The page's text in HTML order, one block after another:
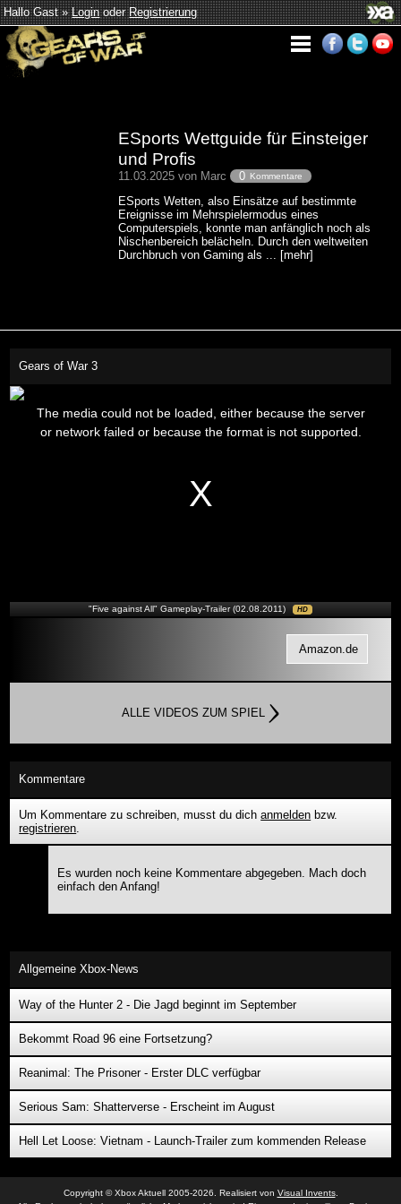
Hallo Gast »LoginoderRegistrierung
ESports Wettguide für Einsteiger
und Profis
11.03.2025 von Marc 0 Kommentare
ESports Wetten, also Einsätze auf bestimmte
Ereignisse im Mehrspielermodus eines
Computerspiels, konnte man anfänglich noch als
Nischenbereich belächeln. Durch den weltweiten
Durchbruch von Gaming als ... [mehr]
Gears of War 3
This
window.
The media could not be loaded, either because the server
or network failed or because the format is not supported.
"Five against All" Gameplay-Trailer (02.08.2011) HD
Amazon.de
ALLE VIDEOS ZUM SPIEL
Kommentare
Um Kommentare zu schreiben, musst du dichanmelden bzw.
registrieren.
Es wurden noch keine Kommentare abgegeben. Mach doch
einfach den Anfang!
Allgemeine Xbox-News
Way of the Hunter 2 - Die Jagd beginnt im September
Bekommt Road 96 eine Fortsetzung?
Reanimal: The Prisoner - Erster DLC verfügbar
Serious Sam: Shatterverse - Erscheint im August
Hell Let Loose: Vietnam - Launch-Trailer zum kommenden Release
Copyright © Xbox Aktuell 2005-2026. Realisiert von Visual Invents.